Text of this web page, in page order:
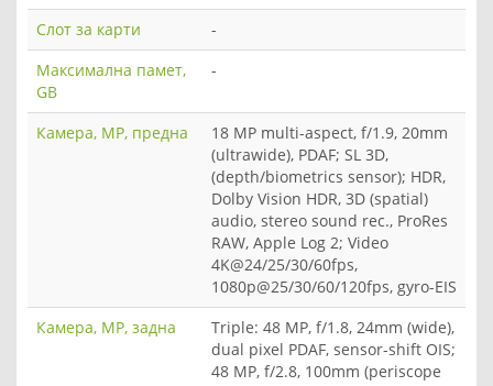
Слот за карти
-
Максимална памет,
GB
-
Камера, MP, предна
18 MP multi-aspect, f/1.9, 20mm
(ultrawide), PDAF; SL 3D,
(depth/biometrics sensor); HDR,
Dolby Vision HDR, 3D (spatial)
audio, stereo sound rec., ProRes
RAW, Apple Log 2; Video
4K@24/25/30/60fps,
1080p@25/30/60/120fps, gyro-EIS
Камера, MP, задна
Triple: 48 MP, f/1.8, 24mm (wide),
dual pixel PDAF, sensor-shift OIS;
48 MP, f/2.8, 100mm (periscope